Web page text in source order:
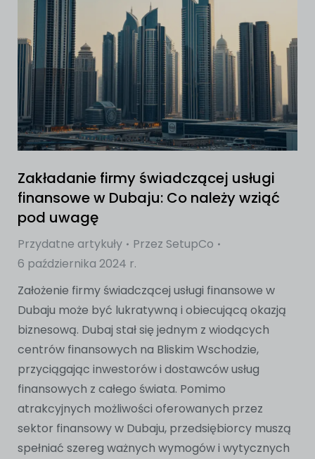
Zakładanie firmy świadczącej usługi
finansowe w Dubaju: Co należy wziąć
pod uwagę
Przydatne artykuły Przez SetupCo
6 października 2024 r.
Założenie firmy świadczącej usługi finansowe w
Dubaju może być lukratywną i obiecującą okazją
biznesową. Dubaj stał się jednym z wiodących
centrów finansowych na Bliskim Wschodzie,
przyciągając inwestorów i dostawców usług
finansowych z całego świata. Pomimo
atrakcyjnych możliwości oferowanych przez
sektor finansowy w Dubaju, przedsiębiorcy muszą
spełniać szereg ważnych wymogów i wytycznych